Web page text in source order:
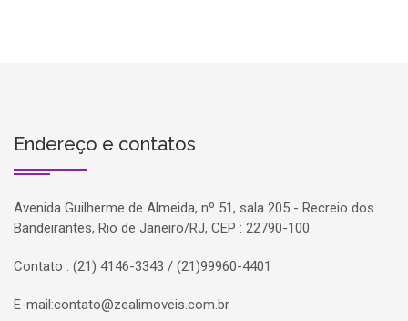
Endereço e contatos
Avenida Guilherme de Almeida, nº 51, sala 205 - Recreio dos
Bandeirantes, Rio de Janeiro/RJ, CEP : 22790-100.
Contato : (21) 4146-3343 / (21)99960-4401
E-mail:contato@zealimoveis.com.br